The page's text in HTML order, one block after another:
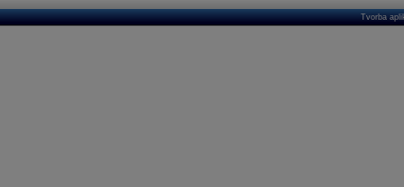
Tvorba